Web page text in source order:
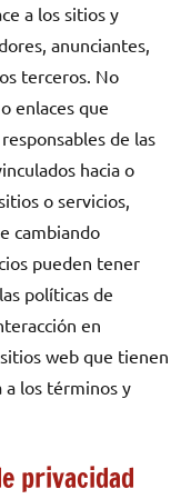
a los sitios y
anunciantes,
terceros. No
enlaces que
de las
hacia o
o servicios,
cambiando
pueden tener
políticas de
en
web que tienen
a los términos y
privacidad